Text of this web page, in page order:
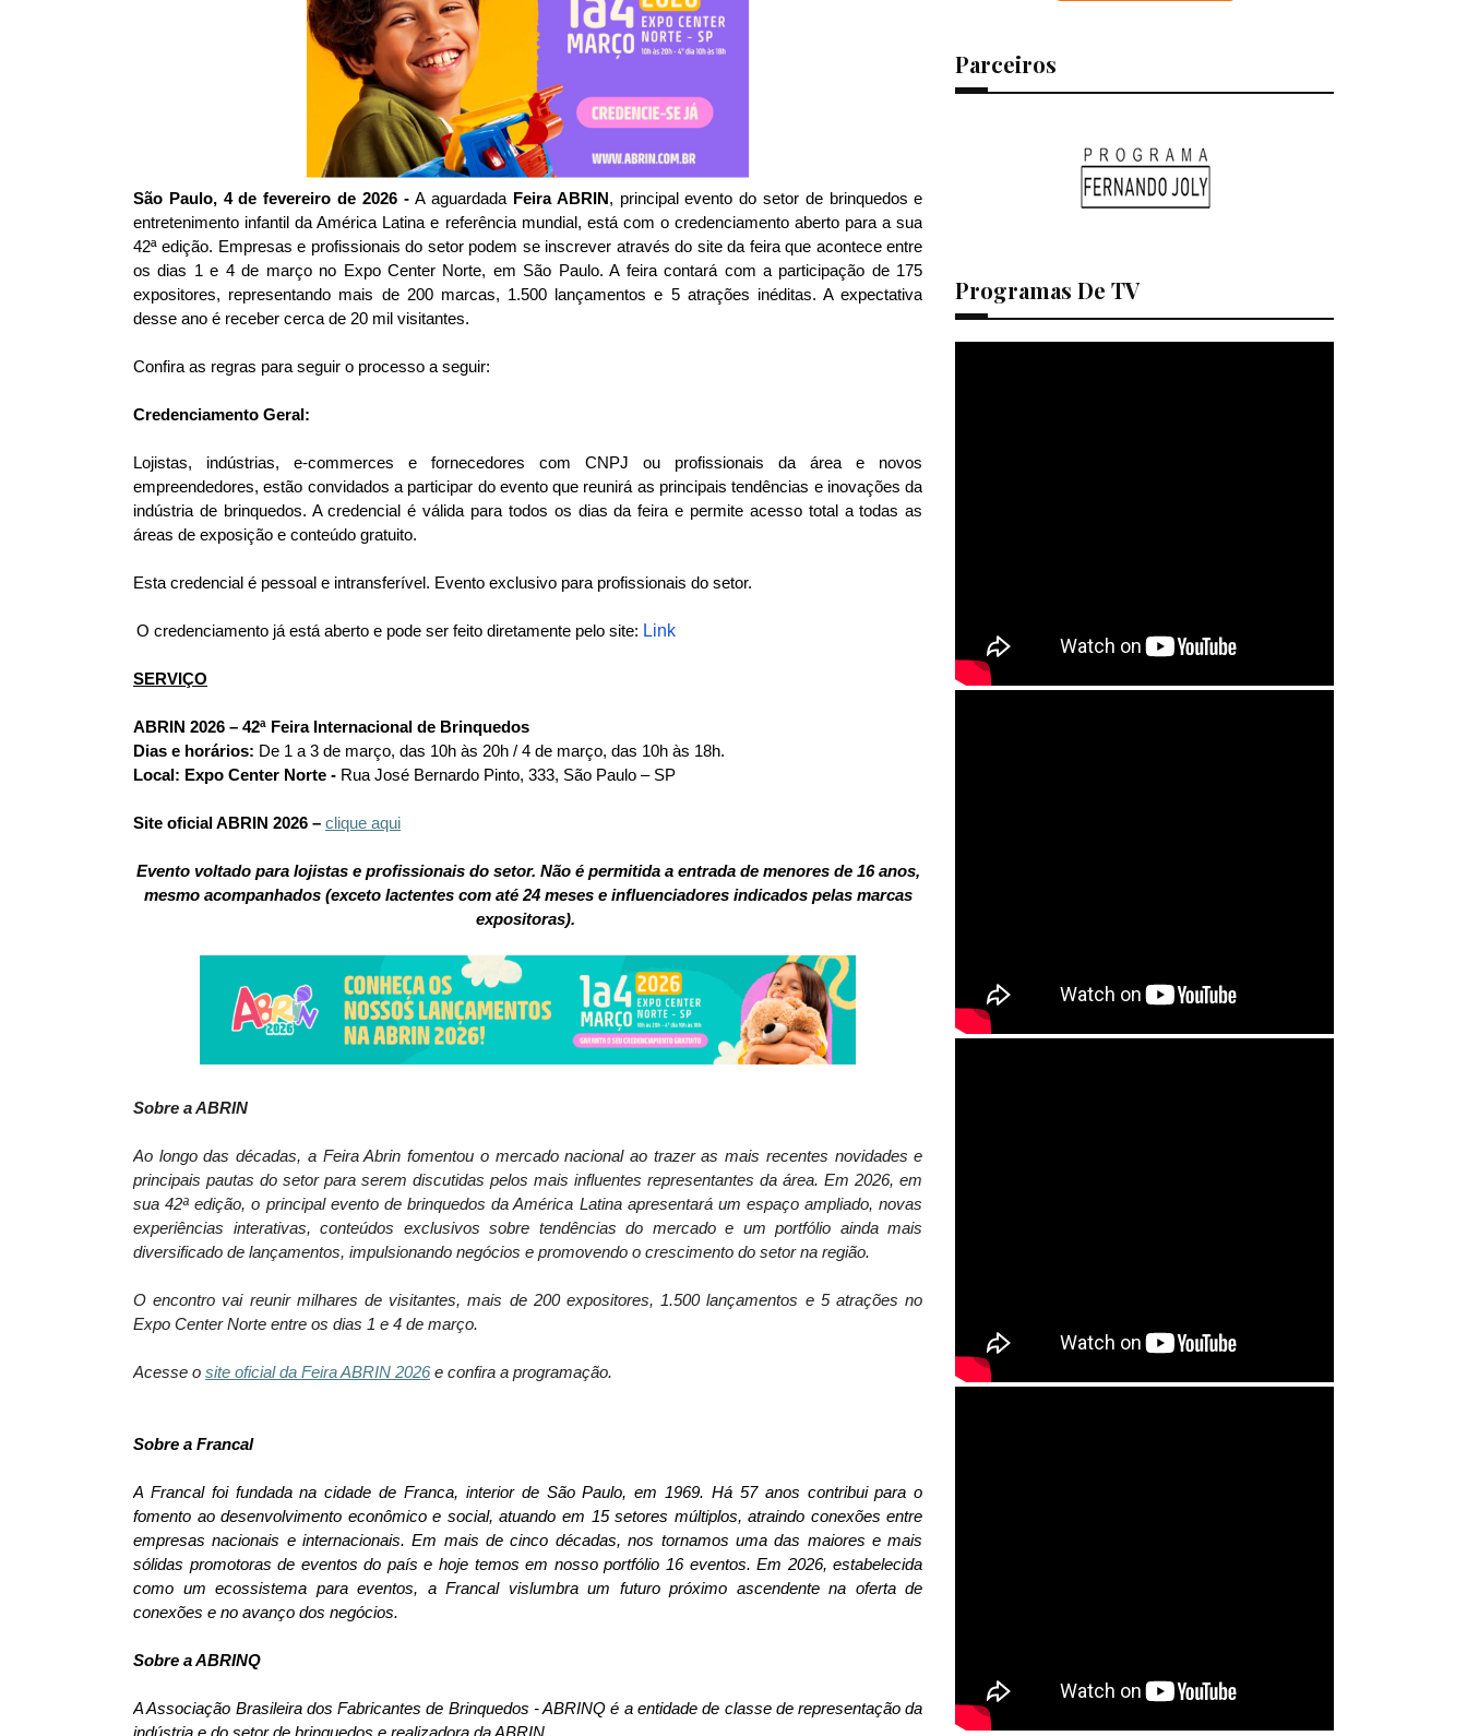
São Paulo, 4 de fevereiro de 2026 -A aguardada Feira ABRIN , principal evento do setor de brinquedos e
entretenimento infantil da América Latina e referência mundial, está com o credenciamento aberto para a sua
42ª edição. Empresas e profissionais do setor podem se inscrever através do site da feira que acontece entre
os dias 1 e 4 de março no Expo Center Norte, em São Paulo. A feira contará com a participação de 175
expositores, representando mais de 200 marcas, 1.500 lançamentos e 5 atrações inéditas. A expectativa
desse ano é receber cerca de 20 mil visitantes.
Confira as regras para seguir o processo a seguir:
Credenciamento Geral:
Lojistas, indústrias, e-commerces e fornecedores com CNPJ ou profissionais da área e novos
empreendedores, estão convidados a participar do evento que reunirá as principais tendências e inovações da
indústria de brinquedos. A credencial é válida para todos os dias da feira e permite acesso total a todas as
áreas de exposição e conteúdo gratuito.
Esta credencial é pessoal e intransferível. Evento exclusivo para profissionais do setor.
O credenciamento já está aberto e pode ser feito diretamente pelo site: Link
SERVIÇO
ABRIN 2026 – 42ª Feira Internacional de Brinquedos
Dias e horários: De 1 a 3 de março, das 10h às 20h / 4 de março, das 10h às 18h.
Local: Expo Center Norte - Rua José Bernardo Pinto, 333, São Paulo – SP
Site oficial ABRIN 2026 – clique aqui
Evento voltado para lojistas e profissionais do setor. Não é permitida a entrada de menores de 16 anos,
mesmo acompanhados (exceto lactentes com até 24 meses e influenciadores indicados pelas marcas
expositoras).
Sobre a ABRIN
Ao longo das décadas, a Feira Abrin fomentou o mercado nacional ao trazer as mais recentes novidades e
principais pautas do setor para serem discutidas pelos mais influentes representantes da área. Em 2026, em
sua 42ª edição, o principal evento de brinquedos da América Latina apresentará um espaço ampliado, novas
experiências interativas, conteúdos exclusivos sobre tendências do mercado e um portfólio ainda mais
diversificado de lançamentos, impulsionando negócios e promovendo o crescimento do setor na região.
O encontro vai reunir milhares de visitantes, mais de 200 expositores, 1.500 lançamentos e 5 atrações no
Expo Center Norte entre os dias 1 e 4 de março.
Acesse o site oficial da Feira ABRIN 2026e confira a programação.
Sobre a Francal
A Francal foi fundada na cidade de Franca, interior de São Paulo, em 1969. Há 57 anos contribui para o
fomento ao desenvolvimento econômico e social, atuando em 15 setores múltiplos, atraindo conexões entre
empresas nacionais e internacionais. Em mais de cinco décadas, nos tornamos uma das maiores e mais
sólidas promotoras de eventos do país e hoje temos em nosso portfólio 16 eventos. Em 2026, estabelecida
como um ecossistema para eventos, a Francal vislumbra um futuro próximo ascendente na oferta de
conexões e no avanço dos negócios.
Sobre a ABRINQ
A Associação Brasileira dos Fabricantes de Brinquedos - ABRINQ é a entidade de classe de representação da
Parceiros
Programas De TV